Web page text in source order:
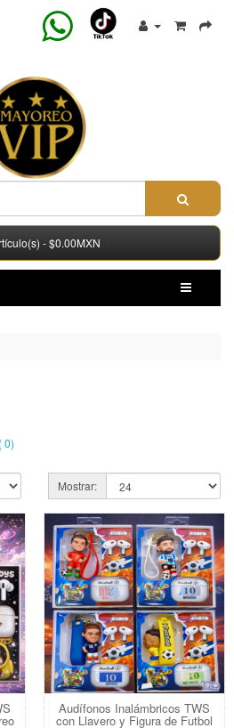
- $0.00MXN
0)
Mostrar:
Audífonos Inalámbricos TWS
con Llavero y Figura de Futbol